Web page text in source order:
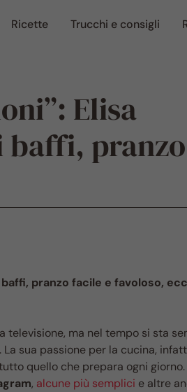
Ricette Trucchi e consigli
Elisa
baffi, pranzo
pranzo facile e favoloso,
televisione, ma nel tempo si sta
. La sua passione per la cucina,
quello che prepara ogni giorno.
, alcune più semplici e altre